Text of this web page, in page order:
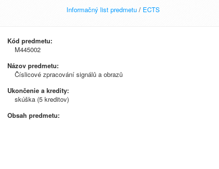
Informačný list predmetu / ECTS
Kód predmetu:
M445002
Názov predmetu:
Číslicové zpracování signálů a obrazů
Ukončenie a kredity:
skúška (5 kreditov)
Obsah predmetu: